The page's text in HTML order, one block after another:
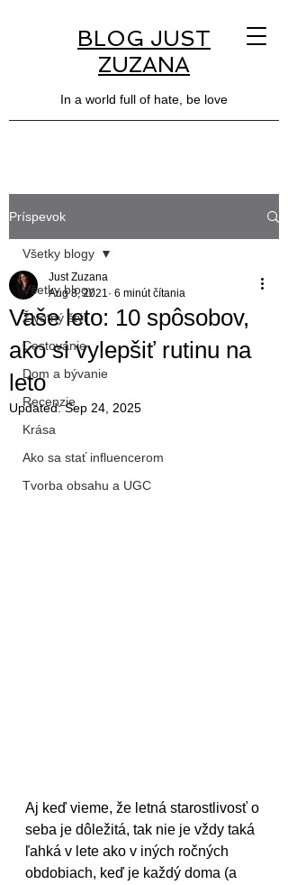
BLOG JUST
ZUZANA
In a world full of hate, be love
Príspevok
Všetky blogy
Životný štýl
Cestovanie
Dom a bývanie
Recenzie
Krása
Ako sa stať influencerom
Tvorba obsahu a UGC
Všetky blogy
Vaše leto: 10 spôsobov,
ako si vylepšiť rutinu na
leto
Just Zuzana
Aug 8, 2021 6 minút čítania
Updated:Sep 24, 2025
Aj keď vieme, že letná starostlivosť o
seba je dôležitá, tak nie je vždy taká
ľahká v lete ako v iných ročných
obdobiach, keď je každý doma (a